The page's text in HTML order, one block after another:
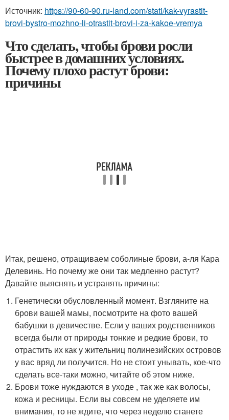
Источник: https://90-60-90.ru-land.com/stati/kak-vyrastit-
brovi-bystro-mozhno-li-otrastit-brovi-i-za-kakoe-vremya
Что сделать, чтобы брови росли
быстрее в домашних условиях.
Почему плохо растут брови:
причины
Итак, решено, отращиваем соболиные брови, а-ля Кара
Делевинь. Но почему же они так медленно растут?
Давайте выяснять и устранять причины:
Генетически обусловленный момент. Взгляните на
брови вашей мамы, посмотрите на фото вашей
бабушки в девичестве. Если у ваших родственников
всегда были от природы тонкие и редкие брови, то
отрастить их как у жительниц полинезийских островов
у вас вряд ли получится. Но не стоит унывать, кое-что
сделать все-таки можно, читайте об этом ниже.
Брови тоже нуждаются в уходе , так же как волосы,
кожа и ресницы. Если вы совсем не уделяете им
внимания, то не ждите, что через неделю станете